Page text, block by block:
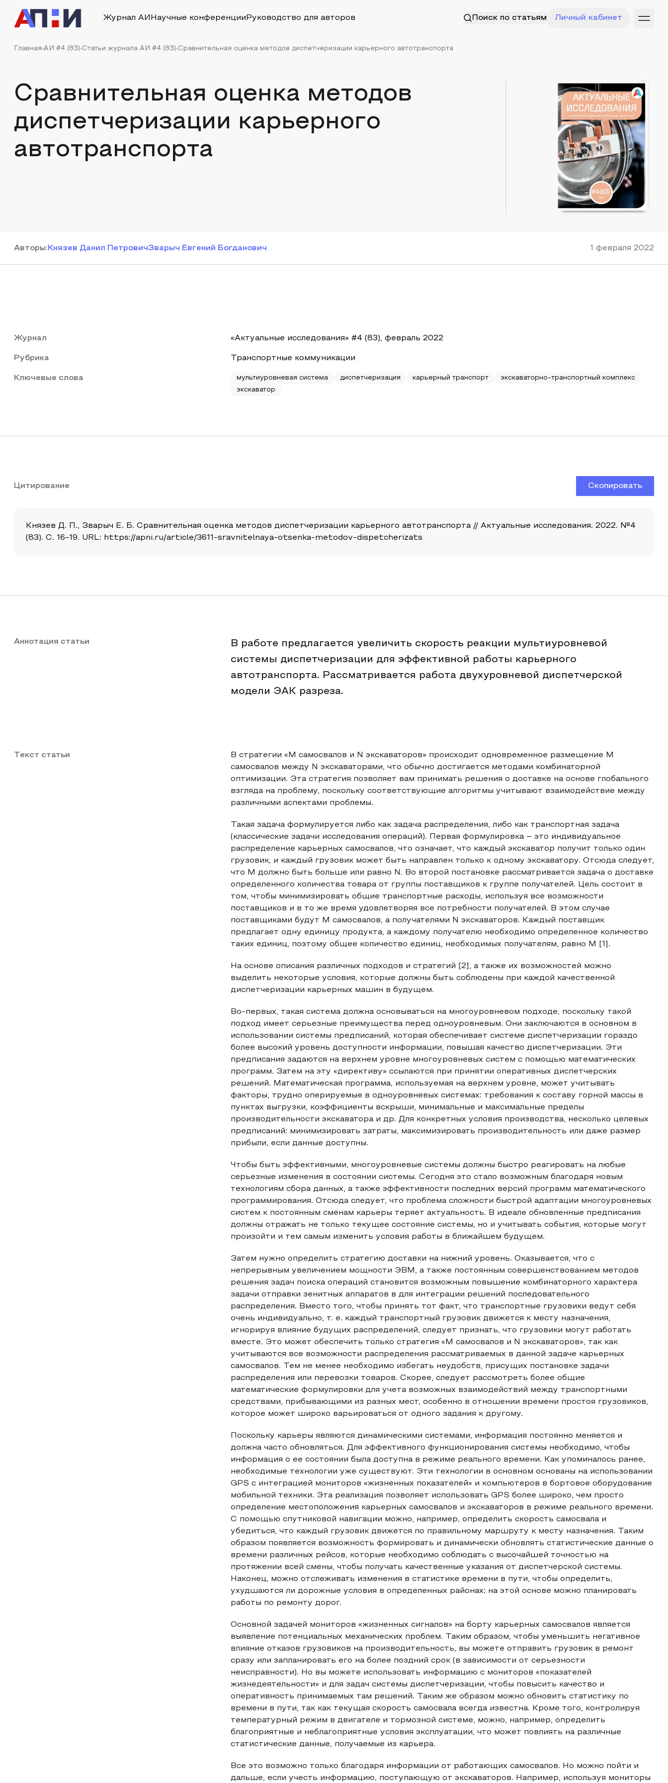
Журнал АИ Научные конференции Руководство для авторов Поиск по статьям Личный кабинет
Главная АИ #4 (83) Статьи журнала АИ #4 (83) Сравнительная оценка методов диспетчеризации карьерного автотранспорта
Сравнительная оценка методов
диспетчеризации карьерного
автотранспорта
Авторы: Князев Данил ПетровичЗварыч Евгений Богданович 1 февраля 2022
Журнал «Актуальные исследования» #4 (83), февраль 2022
Рубрика Транспортные коммуникации
Ключевые слова мультиуровневая система диспетчеризация карьерный транспорт
экскаваторно-транспортный комплекс
экскаватор
Цитирование Скопировать
Князев Д. П., Зварыч Е. Б. Сравнительная оценка методов диспетчеризации карьерного автотранспорта // Актуальные исследования. 2022. №4
(83). С. 16-19. URL: https://apni.ru/article/3611-sravnitelnaya-otsenka-metodov-dispetcherizats
Аннотация статьи
В работе предлагается увеличить скорость реакции мультиуровневой
системы диспетчеризации для эффективной работы карьерного
автотранспорта. Рассматривается работа двухуровневой диспетчерской
модели ЭАК разреза.
Текст статьи
В стратегии «М самосвалов и N экскаваторов» происходит одновременное размещение М
самосвалов между N экскаваторами, что обычно достигается методами комбинаторной
оптимизации. Эта стратегия позволяет вам принимать решения о доставке на основе глобального
взгляда на проблему, поскольку соответствующие алгоритмы учитывают взаимодействие между
различными аспектами проблемы.
Такая задача формулируется либо как задача распределения, либо как транспортная задача
(классические задачи исследования операций). Первая формулировка – это индивидуальное
распределение карьерных самосвалов, что означает, что каждый экскаватор получит только один
грузовик, и каждый грузовик может быть направлен только к одному экскаватору. Отсюда следует,
что М должно быть больше или равно N. Во второй постановке рассматривается задача о доставке
определенного количества товара от группы поставщиков к группе получателей. Цель состоит в
том, чтобы минимизировать общие транспортные расходы, используя все возможности
поставщиков и в то же время удовлетворяя все потребности получателей. В этом случае
поставщиками будут M самосвалов, а получателями N экскаваторов. Каждый поставщик
предлагает одну единицу продукта, а каждому получателю необходимо определенное количество
таких единиц, поэтому общее количество единиц, необходимых получателям, равно M [1].
На основе описания различных подходов и стратегий [2], а также их возможностей можно
выделить некоторые условия, которые должны быть соблюдены при каждой качественной
диспетчеризации карьерных машин в будущем.
Во-первых, такая система должна основываться на многоуровневом подходе, поскольку такой
подход имеет серьезные преимущества перед одноуровневым. Они заключаются в основном в
использовании системы предписаний, которая обеспечивает системе диспетчеризации гораздо
более высокий уровень доступности информации, повышая качество диспетчеризации. Эти
предписания задаются на верхнем уровне многоуровневых систем с помощью математических
программ. Затем на эту «директиву» ссылаются при принятии оперативных диспетчерских
решений. Математическая программа, используемая на верхнем уровне, может учитывать
факторы, трудно оперируемые в одноуровневых системах: требования к составу горной массы в
пунктах выгрузки, коэффициенты вскрыши, минимальные и максимальные пределы
производительности экскаватора и др. Для конкретных условия производства, несколько целевых
предписаний: минимизировать затраты, максимизировать производительность или даже размер
прибыли, если данные доступны.
Чтобы быть эффективными, многоуровневые системы должны быстро реагировать на любые
серьезные изменения в состоянии системы. Сегодня это стало возможным благодаря новым
технологиям сбора данных, а также эффективности последних версий программ математического
программирования. Отсюда следует, что проблема сложности быстрой адаптации многоуровневых
систем к постоянным сменам карьеры теряет актуальность. В идеале обновленные предписания
должны отражать не только текущее состояние системы, но и учитывать события, которые могут
произойти и тем самым изменить условия работы в ближайшем будущем.
Затем нужно определить стратегию доставки на нижний уровень. Оказывается, что с
непрерывным увеличением мощности ЭВМ, а также постоянным совершенствованием методов
решения задач поиска операций становится возможным повышение комбинаторного характера
задачи отправки зенитных аппаратов в для интеграции решений последовательного
распределения. Вместо того, чтобы принять тот факт, что транспортные грузовики ведут себя
очень индивидуально, т. е. каждый транспортный грузовик движется к месту назначения,
игнорируя влияние будущих распределений, следует признать, что грузовики могут работать
вместе. Это может обеспечить только стратегия «M самосвалов и N экскаваторов», так как
учитываются все возможности распределения рассматриваемых в данной задаче карьерных
самосвалов. Тем не менее необходимо избегать неудобств, присущих постановке задачи
распределения или перевозки товаров. Скорее, следует рассмотреть более общие
математические формулировки для учета возможных взаимодействий между транспортными
средствами, прибывающими из разных мест, особенно в отношении времени простоя грузовиков,
которое может широко варьироваться от одного задания к другому.
Поскольку карьеры являются динамическими системами, информация постоянно меняется и
должна часто обновляться. Для эффективного функционирования системы необходимо, чтобы
информация о ее состоянии была доступна в режиме реального времени. Как упоминалось ранее,
необходимые технологии уже существуют. Эти технологии в основном основаны на использовании
GPS с интеграцией мониторов «жизненных показателей» и компьютеров в бортовое оборудование
мобильной техники. Эта реализация позволяет использовать GPS более широко, чем просто
определение местоположения карьерных самосвалов и экскаваторов в режиме реального времени.
С помощью спутниковой навигации можно, например, определить скорость самосвала и
убедиться, что каждый грузовик движется по правильному маршруту к месту назначения. Таким
образом появляется возможность формировать и динамически обновлять статистические данные о
времени различных рейсов, которые необходимо соблюдать с высочайшей точностью на
протяжении всей смены, чтобы получать качественные указания от диспетчерской системы.
Наконец, можно отслеживать изменения в статистике времени в пути, чтобы определить,
ухудшаются ли дорожные условия в определенных районах; на этой основе можно планировать
работы по ремонту дорог.
Основной задачей мониторов «жизненных сигналов» на борту карьерных самосвалов является
выявление потенциальных механических проблем. Таким образом, чтобы уменьшить негативное
влияние отказов грузовиков на производительность, вы можете отправить грузовик в ремонт
сразу или запланировать его на более поздний срок (в зависимости от серьезности
неисправности). Но вы можете использовать информацию с мониторов «показателей
жизнедеятельности» и для задач системы диспетчеризации, чтобы повысить качество и
оперативность принимаемых там решений. Таким же образом можно обновить статистику по
времени в пути, так как текущая скорость самосвала всегда известна. Кроме того, контролируя
температурный режим в двигателе и тормозной системе, можно, например, определить
благоприятные и неблагоприятные условия эксплуатации, что может повлиять на различные
статистические данные, получаемые из карьера.
Все это возможно только благодаря информации от работающих самосвалов. Но можно пойти и
дальше, если учесть информацию, поступающую от экскаваторов. Например, используя мониторы